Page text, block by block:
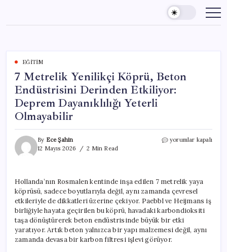
content
EĞITIM
7 Metrelik Yenilikçi Köprü, Beton
Endüstrisini Derinden Etkiliyor:
Deprem Dayanıklılığı Yeterli
Olmayabilir
By Ece Şahin
12 Mayıs 2026
2 Min Read
7
Endüstrisini
Derinden
Etkiliyor:
Deprem
Dayanıklılığı
Yeterli
Olmayabilir
için
yorumlar kapalı
Hollanda’nın Rosmalen kentinde inşa edilen 7 metrelik yaya
köprüsü, sadece boyutlarıyla değil, aynı zamanda çevresel
etkileriyle de dikkatleri üzerine çekiyor. Paebbl ve Heijmans iş
birliğiyle hayata geçirilen bu köprü, havadaki karbondioksiti
taşa dönüştürerek beton endüstrisinde büyük bir etki
yaratıyor. Artık beton yalnızca bir yapı malzemesi değil, aynı
zamanda devasa bir karbon filtresi işlevi görüyor.